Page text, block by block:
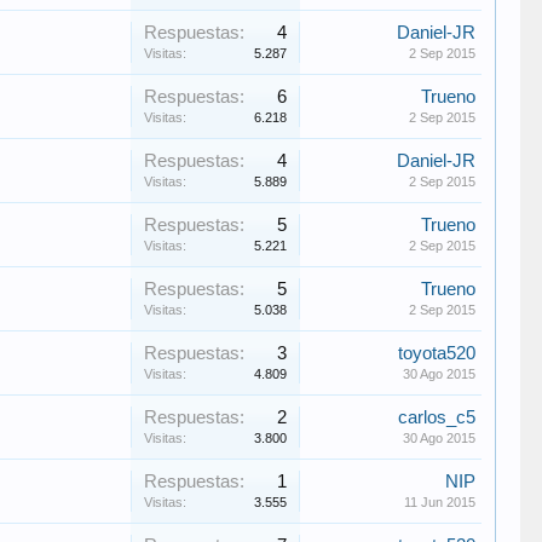
Respuestas: 4
Visitas: 5.287
Daniel-JR
2 Sep 2015
Respuestas: 6
Visitas: 6.218
Trueno
2 Sep 2015
Respuestas: 4
Visitas: 5.889
Daniel-JR
2 Sep 2015
Respuestas: 5
Visitas: 5.221
Trueno
2 Sep 2015
Respuestas: 5
Visitas: 5.038
Trueno
2 Sep 2015
Respuestas: 3
Visitas: 4.809
toyota520
30 Ago 2015
Respuestas: 2
Visitas: 3.800
carlos_c5
30 Ago 2015
Respuestas: 1
Visitas: 3.555
NIP
11 Jun 2015